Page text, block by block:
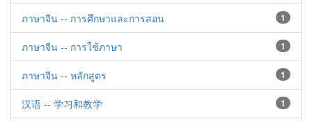
1
ภาษาจีน -- การศึกษาและการสอน
1
ภาษาจีน -- การใช้ภาษา
1
ภาษาจีน -- หลักสูตร
1
汉语 -- 学习和教学